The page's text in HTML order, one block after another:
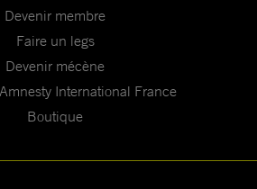
Devenir membre
Faire un legs
Devenir mécène
International France
Boutique